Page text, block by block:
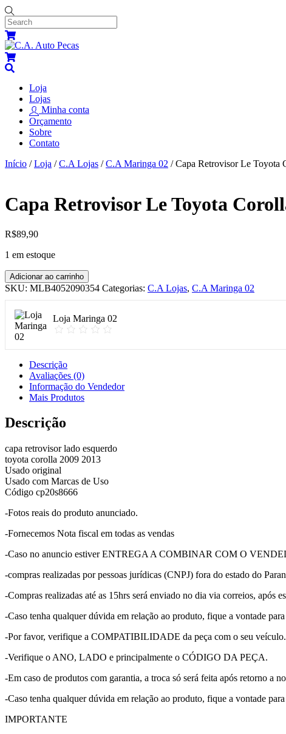
Skip
to
content
MenuCart
Cart
Loja
Lojas
Minha conta
Orçamento
Sobre
Contato
Close
Close
Início /Loja /C.A Lojas /C.A Maringa 02 / Capa Retrovisor Le Toyota
Capa Retrovisor Le Toyota
R$89,90
1 em estoque
Capa
Retrovisor
Toyota
Corolla
2009
2013
Original
quantidade
Adicionar ao carrinho
SKU: MLB4052090354 Categorias: C.A Lojas, C.A Maringa 02
Loja Maringa 02
Descrição
Avaliações (0)
Informação do Vendedor
Mais Produtos
Descrição
capa retrovisor lado esquerdo
toyota corolla 2009 2013
Usado original
Usado com Marcas de Uso
Código cp20s8666
-Fotos reais do produto anunciado.
-Fornecemos Nota fiscal em todas as vendas
-Caso no anuncio estiver ENTREGA A COMBINAR COM O
-compras realizadas por pessoas jurídicas (CNPJ) fora do estado do
-Compras realizadas até as 15hrs será enviado no dia via correios, após
-Caso tenha qualquer dúvida em relação ao produto, fique a vontade
-Por favor, verifique a COMPATIBILIDADE da peça com o seu
-Verifique o ANO, LADO e principalmente o CÓDIGO DA PEÇA.
-Em caso de produtos com garantia, a troca só será feita após retorno a
-Caso tenha qualquer dúvida em relação ao produto, fique a vontade
IMPORTANTE